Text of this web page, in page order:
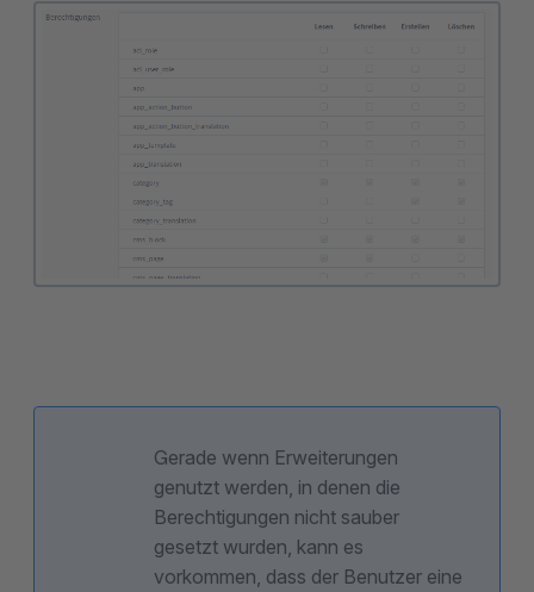
Gerade wenn Erweiterungen
genutzt werden, in denen die
Berechtigungen nicht sauber
gesetzt wurden, kann es
vorkommen, dass der Benutzer eine